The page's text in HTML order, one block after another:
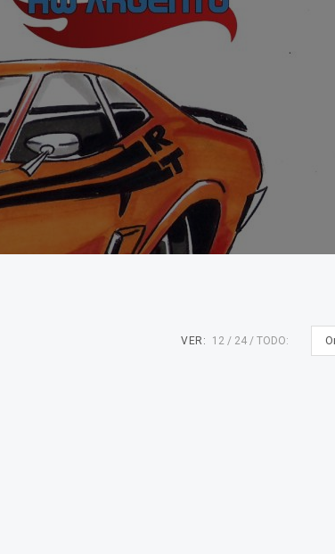
VER: 12 24 TODO: